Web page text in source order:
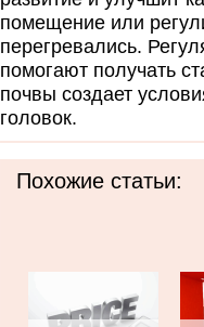
помещение или
перегревались.
помогают получать
почвы создает
головок.
Похожие статьи: